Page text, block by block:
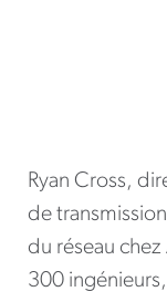
Ryan Cross,
de
du réseau
300